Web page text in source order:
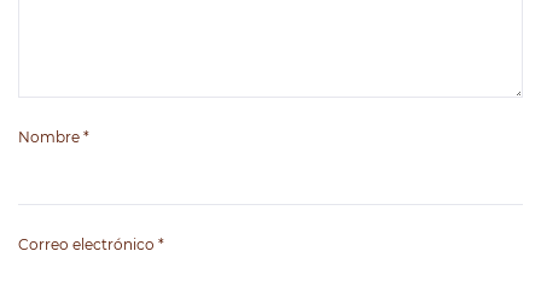
Nombre *
Correo electrónico *